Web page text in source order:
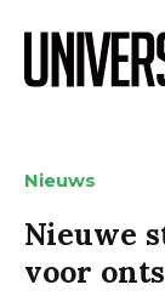
Nieuws
Nieuwe
voor